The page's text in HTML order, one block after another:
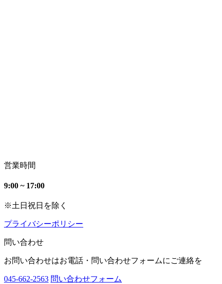
営業時間
9:00 ~ 17:00
※土日祝日を除く
プライバシーポリシー
問い合わせ
お問い合わせはお電話・問い合わせフォームにご連絡を
045-662-2563 問い合わせフォーム